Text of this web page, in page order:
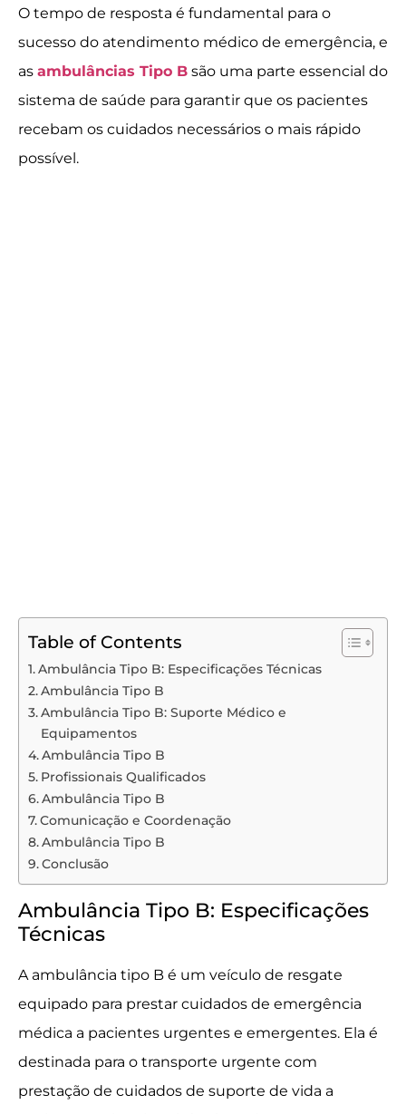
O tempo de resposta é fundamental para o
sucesso do atendimento médico de emergência, e
as ambulâncias Tipo B são uma parte essencial do
sistema de saúde para garantir que os pacientes
recebam os cuidados necessários o mais rápido
possível.
Table of Contents
Ambulância Tipo B: Especificações Técnicas
Ambulância Tipo B
Ambulância Tipo B: Suporte Médico e
Equipamentos
Ambulância Tipo B
Profissionais Qualificados
Ambulância Tipo B
Comunicação e Coordenação
Ambulância Tipo B
Conclusão
Ambulância Tipo B: Especificações
Técnicas
A ambulância tipo B é um veículo de resgate
equipado para prestar cuidados de emergência
médica a pacientes urgentes e emergentes. Ela é
destinada para o transporte urgente com
prestação de cuidados de suporte de vida a